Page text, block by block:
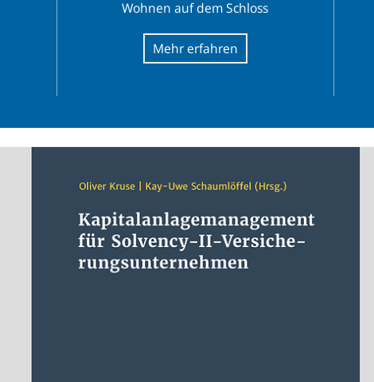
Wohnen auf dem Schloss